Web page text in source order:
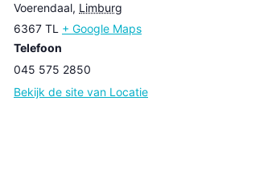
Voerendaal, Limburg
6367 TL + Google Maps
Telefoon
045 575 2850
Bekijk de site van Locatie